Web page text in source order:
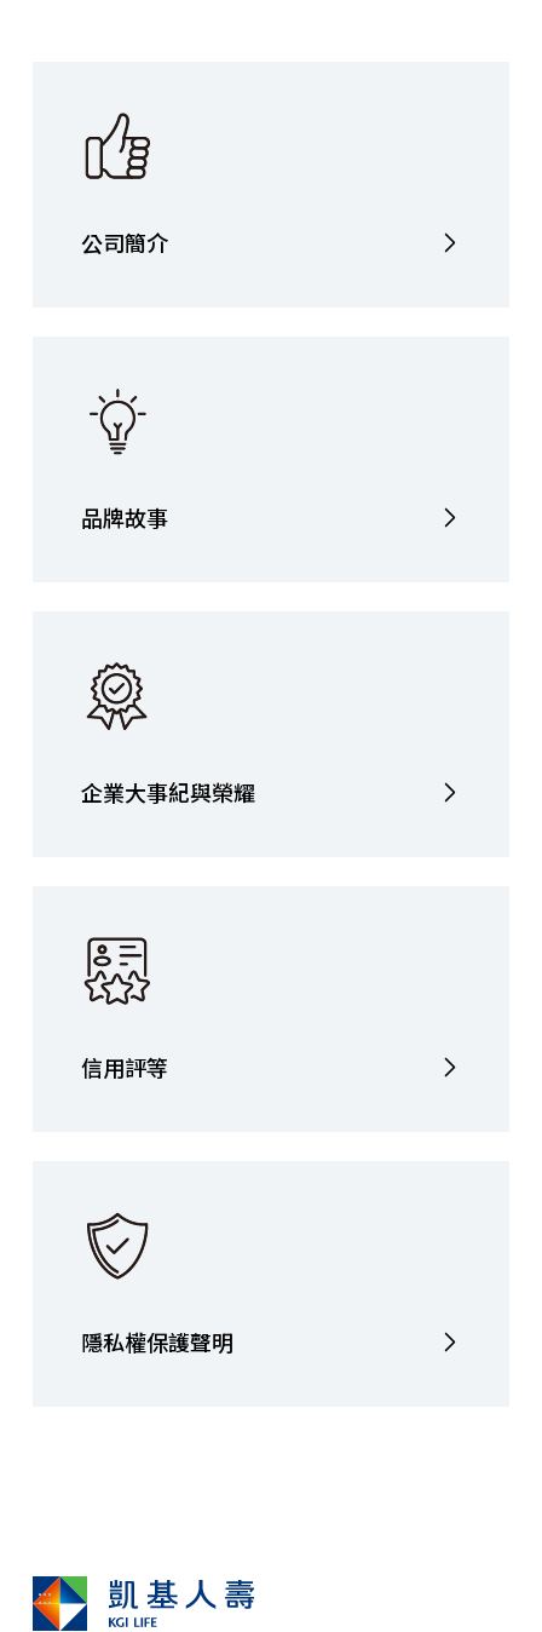
公司簡介
品牌故事
企業大事紀與榮耀
信用評等
隱私權保護聲明
:::